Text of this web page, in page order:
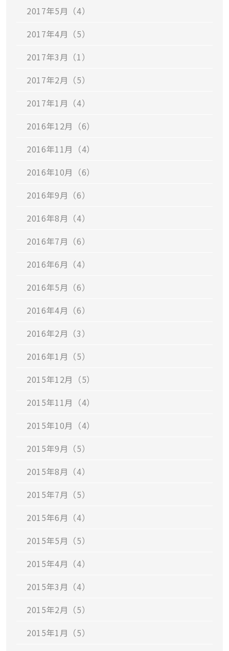
2017年5月（4）
2017年4月（5）
2017年3月（1）
2017年2月（5）
2017年1月（4）
2016年12月（6）
2016年11月（4）
2016年10月（6）
2016年9月（6）
2016年8月（4）
2016年7月（6）
2016年6月（4）
2016年5月（6）
2016年4月（6）
2016年2月（3）
2016年1月（5）
2015年12月（5）
2015年11月（4）
2015年10月（4）
2015年9月（5）
2015年8月（4）
2015年7月（5）
2015年6月（4）
2015年5月（5）
2015年4月（4）
2015年3月（4）
2015年2月（5）
2015年1月（5）